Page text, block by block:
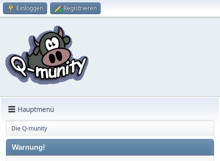
Einloggen Registrieren
Hauptmenü
Die Q-munity
Warnung!